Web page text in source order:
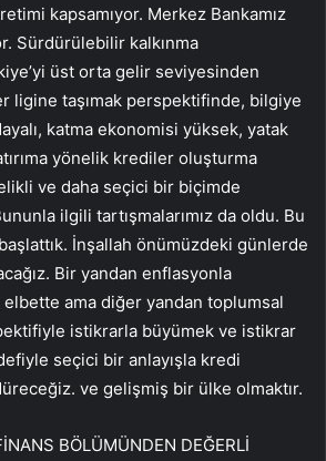
kapsamıyor. Merkez Bankamız
Sürdürülebilir kalkınma
üst orta gelir seviyesinden
ligine taşımak perspektifinde, bilgiye
katma ekonomisi yüksek, yatak
yönelik krediler oluşturma
ve daha seçici bir biçimde
ilgili tartışmalarımız da oldu. Bu
İnşallah önümüzdeki günlerde
Bir yandan enflasyonla
ama diğer yandan toplumsal
istikrarla büyümek ve istikrar
seçici bir anlayışla kredi
ve gelişmiş bir ülke olmaktır.
BÖLÜMÜNDEN DEĞERLİ